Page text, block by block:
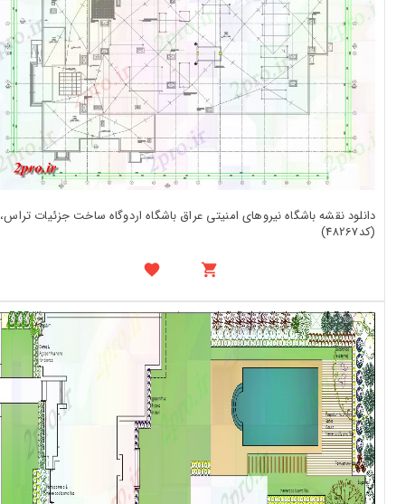
دانلود نقشه باشگاه نیروهای امنیتی عراق باشگاه اردوگاه ساخت جزئیات تراس،
(کد48267)